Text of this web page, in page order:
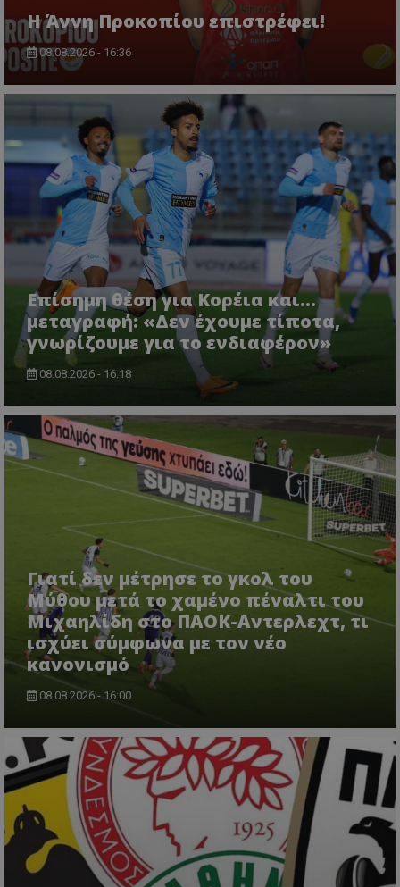
Η Άννη Προκοπίου επιστρέφει!
08.08.2026 - 16:36
Επίσημη θέση για Κορέια και...
μεταγραφή: «Δεν έχουμε τίποτα,
γνωρίζουμε για το ενδιαφέρον»
08.08.2026 - 16:18
Γιατί δεν μέτρησε το γκολ του
Μύθου μετά το χαμένο πέναλτι του
Μιχαηλίδη στο ΠΑΟΚ-Αντερλεχτ, τι
ισχύει σύμφωνα με τον νέο
κανονισμό
08.08.2026 - 16:00